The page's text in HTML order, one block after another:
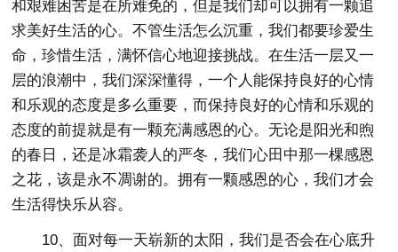
和艰难困苦是在所难免的，但是我们却可以拥有一颗追
求美好生活的心。不管生活怎么沉重，我们都要珍爱生
命，珍惜生活，满怀信心地迎接挑战。在生活一层又一
层的浪潮中，我们深深懂得，一个人能保持良好的心情
和乐观的态度是多么重要，而保持良好的心情和乐观的
态度的前提就是有一颗充满感恩的心。无论是阳光和煦
的春日，还是冰霜袭人的严冬，我们心田中那一棵感恩
之花，该是永不凋谢的。拥有一颗感恩的心，我们才会
生活得快乐从容。
10、面对每一天崭新的太阳，我们是否会在心底升